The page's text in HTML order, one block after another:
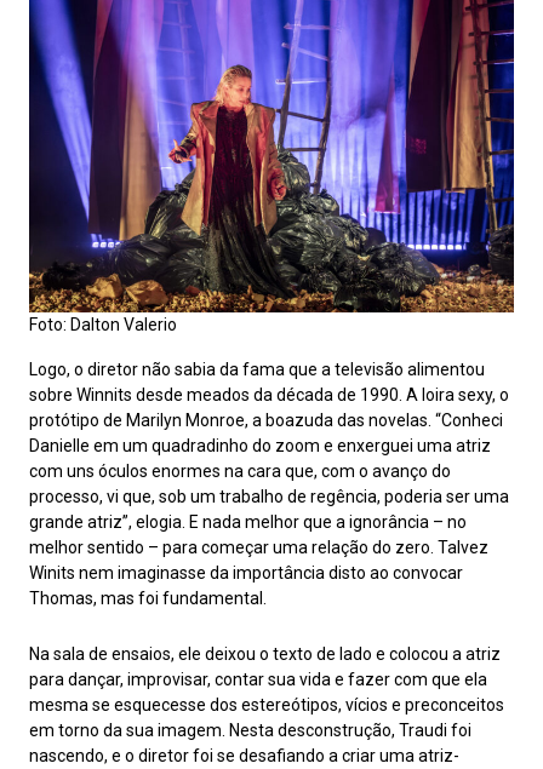
Foto: Dalton Valerio
Logo, o diretor não sabia da fama que a televisão alimentou
sobre Winnits desde meados da década de 1990. A loira sexy, o
protótipo de Marilyn Monroe, a boazuda das novelas. “Conheci
Danielle em um quadradinho do zoom e enxerguei uma atriz
com uns óculos enormes na cara que, com o avanço do
processo, vi que, sob um trabalho de regência, poderia ser uma
grande atriz”, elogia. E nada melhor que a ignorância – no
melhor sentido – para começar uma relação do zero. Talvez
Winits nem imaginasse da importância disto ao convocar
Thomas, mas foi fundamental.
Na sala de ensaios, ele deixou o texto de lado e colocou a atriz
para dançar, improvisar, contar sua vida e fazer com que ela
mesma se esquecesse dos estereótipos, vícios e preconceitos
em torno da sua imagem. Nesta desconstrução, Traudi foi
nascendo, e o diretor foi se desafiando a criar uma atriz-